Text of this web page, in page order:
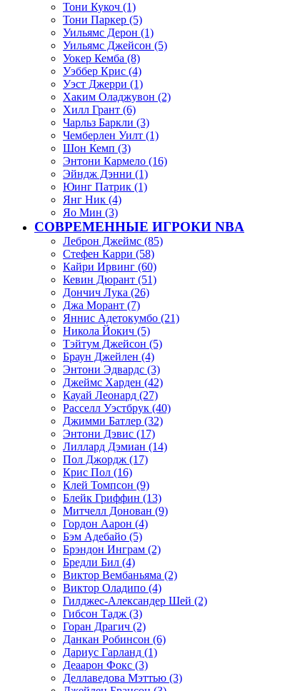
Тони Кукоч (1)
Тони Паркер (5)
Уильямс Дерон (1)
Уильямс Джейсон (5)
Уокер Кемба (8)
Уэббер Крис (4)
Уэст Джерри (1)
Хаким Оладжувон (2)
Хилл Грант (6)
Чарльз Баркли (3)
Чемберлен Уилт (1)
Шон Кемп (3)
Энтони Кармело (16)
Эйндж Дэнни (1)
Юинг Патрик (1)
Янг Ник (4)
Яо Мин (3)
СОВРЕМЕННЫЕ ИГРОКИ NBA
Леброн Джеймс (85)
Стефен Карри (58)
Кайри Ирвинг (60)
Кевин Дюрант (51)
Дончич Лука (26)
Джа Морант (7)
Яннис Адетокумбо (21)
Никола Йокич (5)
Тэйтум Джейсон (5)
Браун Джейлен (4)
Энтони Эдвардс (3)
Джеймс Харден (42)
Кауай Леонард (27)
Расселл Уэстбрук (40)
Джимми Батлер (32)
Энтони Дэвис (17)
Лиллард Дэмиан (14)
Пол Джордж (17)
Крис Пол (16)
Клей Томпсон (9)
Блейк Гриффин (13)
Митчелл Донован (9)
Гордон Аарон (4)
Бэм Адебайо (5)
Брэндон Инграм (2)
Бредли Бил (4)
Виктор Вембаньяма (2)
Виктор Оладипо (4)
Гилджес-Александер Шей (2)
Гибсон Тадж (3)
Горан Драгич (2)
Данкан Робинсон (6)
Дариус Гарланд (1)
Деаарон Фокс (3)
Деллаведова Мэттью (3)